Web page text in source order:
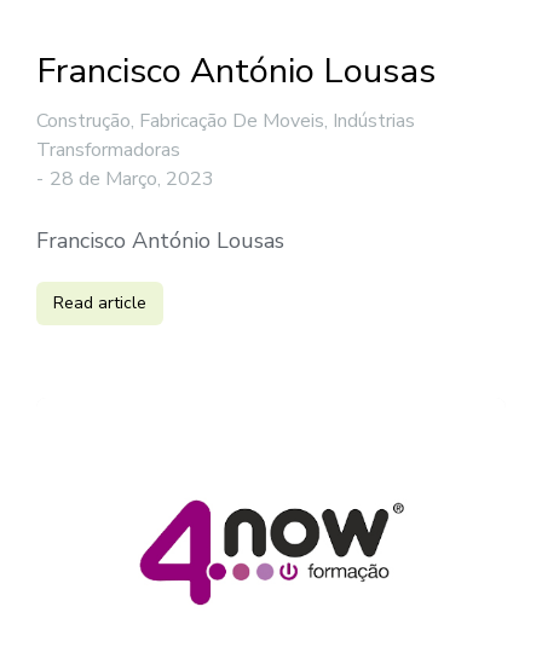
Francisco António Lousas
Construção, Fabricação De Moveis, Indústrias
Transformadoras
28 de Março, 2023
Francisco António Lousas
Read article